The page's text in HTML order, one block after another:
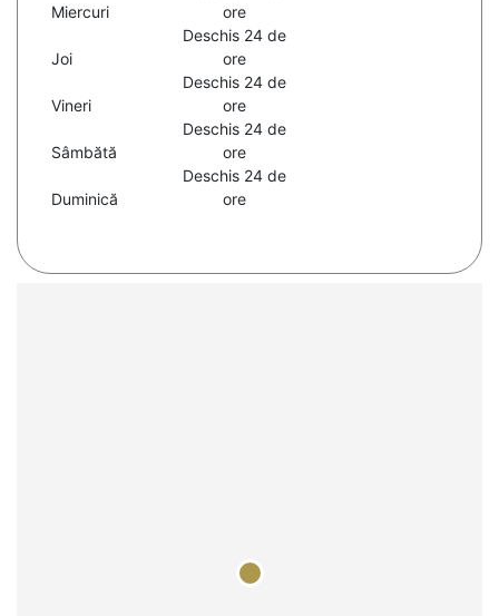
Miercuri
ore
Joi
Deschis 24 de
ore
Vineri
Deschis 24 de
ore
Sâmbătă
Deschis 24 de
ore
Duminică
Deschis 24 de
ore